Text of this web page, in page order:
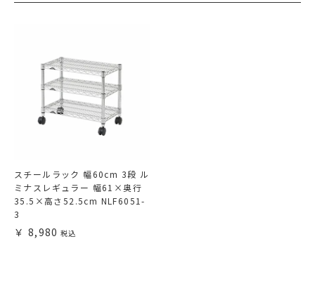
スチールラック 幅60cm 3段 ル
ミナスレギュラー 幅61×奥行
35.5×高さ52.5cm NLF6051-
3
8,980